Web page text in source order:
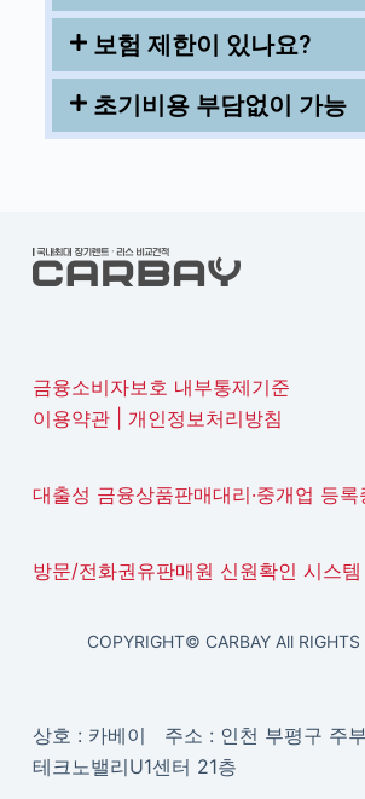
보험 제한이 있나요?
초기비용 부담없이 가능
금융소비자보호 내부통제기준
이용약관| 개인정보처리방침
대출성 금융상품판매대리·중개업 등록
방문/전화권유판매원 신원확인 시스템
COPYRIGHT© CARBAY All RIGHTS
상호 : 카베이 주소 : 인천 부평구 주
테크노밸리U1센터 21층